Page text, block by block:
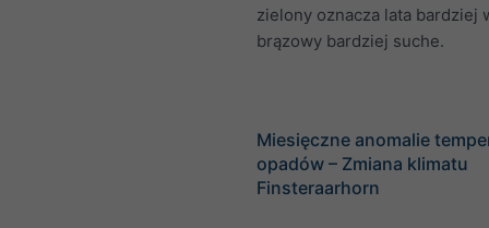
zielony oznacza lata bardziej
brązowy bardziej suche.
Miesięczne anomalie
opadów – Zmiana klimatu
Finsteraarhorn